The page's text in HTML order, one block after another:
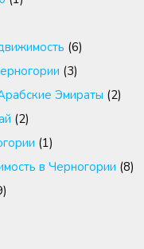
(6)
(3)
Эмираты (2)
(2)
(1)
в Черногории (8)